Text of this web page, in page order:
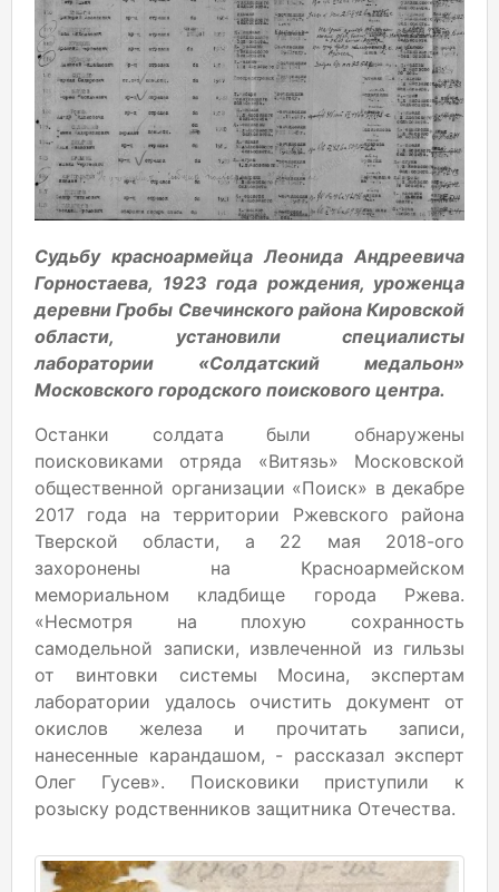
Судьбу красноармейца Леонида Андреевича
Горностаева, 1923 года рождения, уроженца
деревни Гробы Свечинского района Кировской
области, установили специалисты
лаборатории «Солдатский медальон»
Московского городского поискового центра.
Останки солдата были обнаружены
поисковиками отряда «Витязь» Московской
общественной организации «Поиск» в декабре
2017 года на территории Ржевского района
Тверской области, а 22 мая 2018-ого
захоронены на Красноармейском
мемориальном кладбище города Ржева.
«Несмотря на плохую сохранность
самодельной записки, извлеченной из гильзы
от винтовки системы Мосина, экспертам
лаборатории удалось очистить документ от
окислов железа и прочитать записи,
нанесенные карандашом, - рассказал эксперт
Олег Гусев». Поисковики приступили к
розыску родственников защитника Отечества.